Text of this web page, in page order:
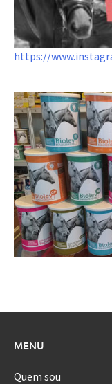
https://
MENU
Quem sou